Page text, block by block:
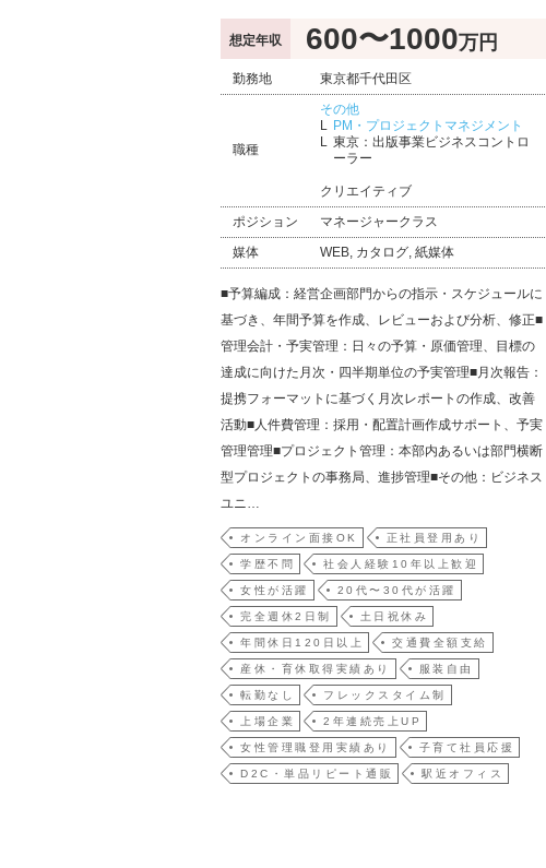
想定年収 600〜1000万円
勤務地 東京都千代田区
職種
その他
PM・プロジェクトマネジメント
東京：出版事業ビジネスコントロ
ーラー
クリエイティブ
ポジション
マネージャークラス
媒体
WEB, カタログ, 紙媒体
■予算編成：経営企画部門からの指示・スケジュールに
基づき、年間予算を作成、レビューおよび分析、修正■
管理会計・予実管理：日々の予算・原価管理、目標の
達成に向けた月次・四半期単位の予実管理■月次報告：
提携フォーマットに基づく月次レポートの作成、改善
活動■人件費管理：採用・配置計画作成サポート、予実
管理管理■プロジェクト管理：本部内あるいは部門横断
型プロジェクトの事務局、進捗管理■その他：ビジネス
ユニ…
オンライン面接OK 正社員登用あり
学歴不問 社会人経験10年以上歓迎
女性が活躍 20代〜30代が活躍
完全週休2日制 土日祝休み
年間休日120日以上 交通費全額支給
産休・育休取得実績あり 服装自由
転勤なし フレックスタイム制
上場企業 2年連続売上UP
女性管理職登用実績あり 子育て社員応援
D2C・単品リピート通販 駅近オフィス